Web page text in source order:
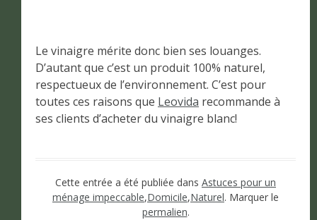
Le vinaigre mérite donc bien ses louanges.
D’autant que c’est un produit 100% naturel,
respectueux de l’environnement. C’est pour
toutes ces raisons que Leovida recommande à
ses clients d’acheter du vinaigre blanc!
Cette entrée a été publiée dans Astuces pour un
ménage impeccable,Domicile,Naturel. Marquer le
permalien.